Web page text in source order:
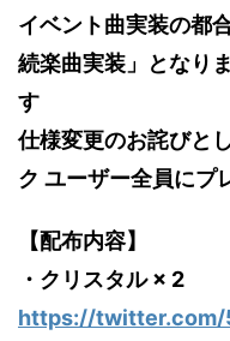
イベント曲実装の都
続楽曲実装」となり
す
仕様変更のお詫びと
ク ユーザー全員にプ
【配布内容】
・クリスタル × 2
https://twitter.com/